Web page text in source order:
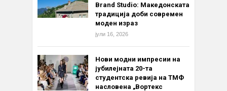
Brand Studio: Македонската
традиција доби современ
моден израз
јули 16, 2026
Нови модни импресии на
јубилејната 20-та
студентска ревија на ТМФ
насловена „Вортекс